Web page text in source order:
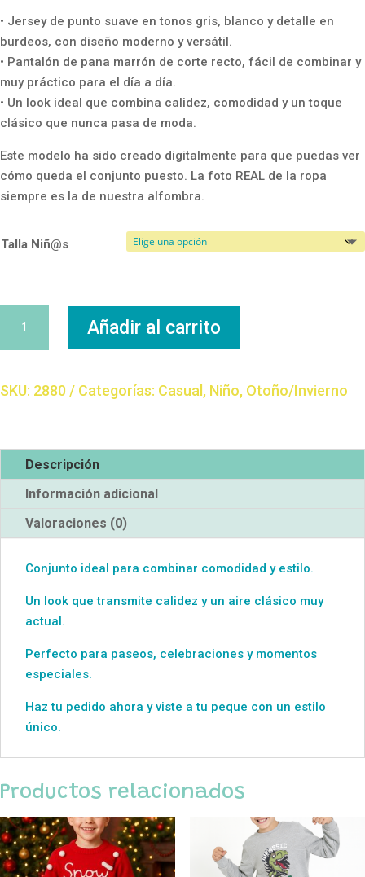
• Jersey de punto suave en tonos gris, blanco y detalle en
burdeos, con diseño moderno y versátil.
• Pantalón de pana marrón de corte recto, fácil de combinar y
muy práctico para el día a día.
• Un look ideal que combina calidez, comodidad y un toque
clásico que nunca pasa de moda.
Este modelo ha sido creado digitalmente para que puedas ver
cómo queda el conjunto puesto. La foto REAL de la ropa
siempre es la de nuestra alfombra.
Talla Niñ@s
Jersey
Añadir al carrito
SKU: 2880 Categorías: Casual , Niño, Otoño/Invierno
Descripción
Información adicional
Valoraciones (0)
Conjunto ideal para combinar comodidad y estilo.
Un look que transmite calidez y un aire clásico muy
actual.
Perfecto para paseos, celebraciones y momentos
especiales.
Haz tu pedido ahora y viste a tu peque con un estilo
único.
Productos relacionados